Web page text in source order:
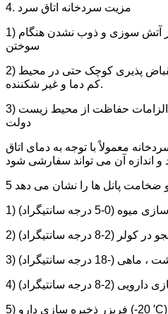
4. مزیت سردخانه اتاق سرد
1) عملکرد خوب در جلوگیری از آتش سوزی و ذوب نشدن هنگام
سوختن
2) دامنه کاربرد دمای گسترده ، انقباض پذیری کوچک حتی در محیط
کم دما و غیر شکننده.
3) غیر سمی و معطر ، مطابق با الزامات حفاظت از محیط زیست
دولت
معمولاً با توجه به دمای اتاق
5 درجه سانتیگراد)
(2-8 درجه سانتیگراد)
درجه سانتیگراد)
(2-8 درجه سانتیگراد)
5) فریزر ذخیره سازی دارو (-20 ′C)